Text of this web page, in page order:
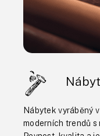
Nábytek vyráběný
moderních trendů